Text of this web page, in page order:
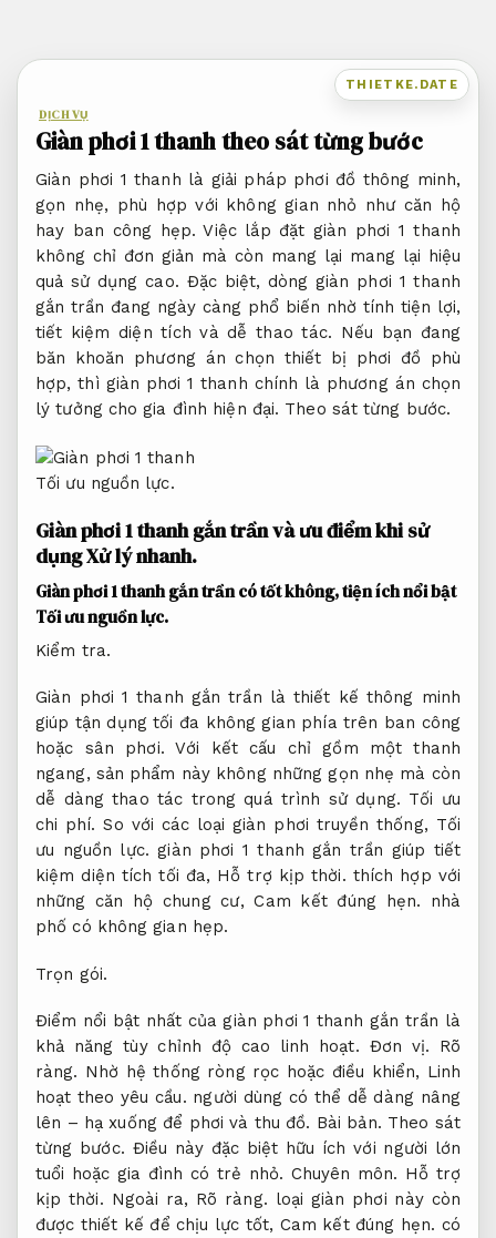
THIETKE.DATE
DỊCH VỤ
Giàn phơi 1 thanh theo sát từng bước
Giàn phơi 1 thanh là giải pháp phơi đồ thông minh,
gọn nhẹ, phù hợp với không gian nhỏ như căn hộ
hay ban công hẹp. Việc lắp đặt giàn phơi 1 thanh
không chỉ đơn giản mà còn mang lại mang lại hiệu
quả sử dụng cao. Đặc biệt, dòng giàn phơi 1 thanh
gắn trần đang ngày càng phổ biến nhờ tính tiện lợi,
tiết kiệm diện tích và dễ thao tác. Nếu bạn đang
băn khoăn phương án chọn thiết bị phơi đồ phù
hợp, thì giàn phơi 1 thanh chính là phương án chọn
lý tưởng cho gia đình hiện đại. Theo sát từng bước.
Tối ưu nguồn lực.
Giàn phơi 1 thanh gắn trần và ưu điểm khi sử
dụngXử lý nhanh.
Giàn phơi 1 thanh gắn trần có tốt không, tiện ích nổi bật
Tối ưu nguồn lực.
Kiểm tra.
Giàn phơi 1 thanh gắn trần là thiết kế thông minh
giúp tận dụng tối đa không gian phía trên ban công
hoặc sân phơi. Với kết cấu chỉ gồm một thanh
ngang, sản phẩm này không những gọn nhẹ mà còn
dễ dàng thao tác trong quá trình sử dụng. Tối ưu
chi phí. So với các loại giàn phơi truyền thống, Tối
ưu nguồn lực. giàn phơi 1 thanh gắn trần giúp tiết
kiệm diện tích tối đa, Hỗ trợ kịp thời. thích hợp với
những căn hộ chung cư,Cam kết đúng hẹn. nhà
phố có không gian hẹp.
Trọn gói.
Điểm nổi bật nhất của giàn phơi 1 thanh gắn trần là
khả năng tùy chỉnh độ cao linh hoạt. Đơn vị.
Rõ
ràng. Nhờ hệ thống ròng rọc hoặc điều khiển, Linh
hoạt theo yêu cầu. người dùng có thể dễ dàng nâng
lên – hạ xuống để phơi và thu đồ. Bài bản. Theo sát
từng bước. Điều này đặc biệt hữu ích với người lớn
tuổi hoặc gia đình có trẻ nhỏ. Chuyên môn. Hỗ trợ
kịp thời. Ngoài ra, Rõ ràng. loại giàn phơi này còn
được thiết kế để chịu lực tốt, Cam kết đúng hẹn. có